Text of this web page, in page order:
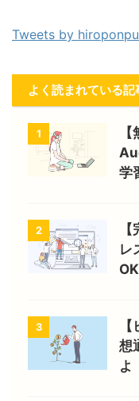
Tweets by
よく読まれている記
1
学
2
レ
OK
3
想
よ